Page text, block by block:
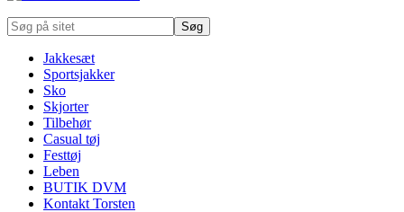
Søg
på
Jakkesæt
Sportsjakker
Sko
Skjorter
Tilbehør
Casual tøj
Festtøj
Leben
BUTIK DVM
Kontakt Torsten